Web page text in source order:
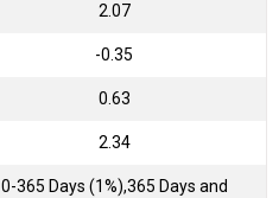
2.07
-0.35
0.63
2.34
0-365 Days (1%),365 Days and